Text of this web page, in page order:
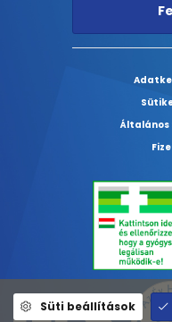
Általános
Süti beállítások